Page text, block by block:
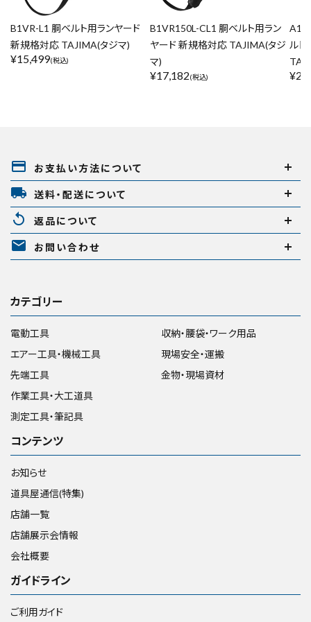
B1VR-L1 胴ベルト用ランヤード
新規格対応 TAJIMA(タジマ)
¥15,499(税込)
B1VR150L-CL1 胴ベルト用ラン
ヤード 新規格対応 TAJIMA(タジ
マ)
¥17,182(税込)
ルト
¥
payment お支払い方法について
local_shipping 送料・配送について
replay 返品について
mail お問い合わせ
カテゴリー
電動工具
エアー工具・機械工具
先端工具
作業工具・大工道具
測定工具・筆記具
収納・腰袋・ワーク用品
現場安全・運搬
金物・現場資材
コンテンツ
お知らせ
道具屋通信(特集)
店舗一覧
店舗展示会情報
会社概要
ガイドライン
ご利用ガイド